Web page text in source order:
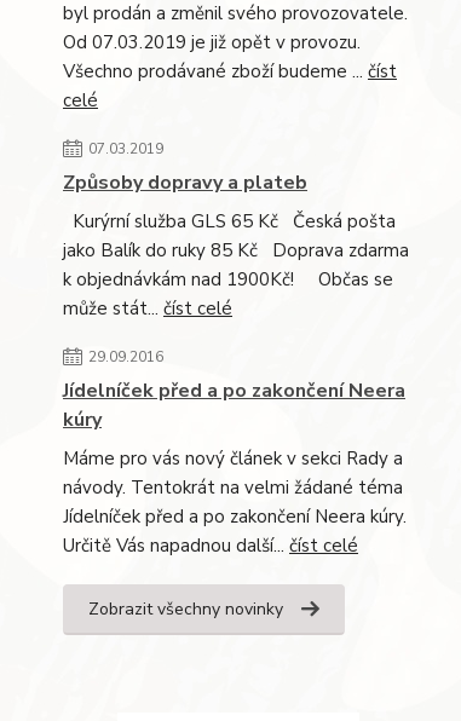
byl prodán a změnil svého provozovatele.
Od 07.03.2019 je již opět v provozu.
Všechno prodávané zboží budeme ... číst
celé
07.03.2019
Způsoby dopravy a plateb
Kurýrní služba GLS 65 Kč Česká pošta
jako Balík do ruky 85 Kč Doprava zdarma
k objednávkám nad 1900Kč! Občas se
může stát... číst celé
29.09.2016
Jídelníček před a po zakončení Neera
kúry
Máme pro vás nový článek v sekci Rady a
návody. Tentokrát na velmi žádané téma
Jídelníček před a po zakončení Neera kúry.
Určitě Vás napadnou další... číst celé
Zobrazit všechny novinky